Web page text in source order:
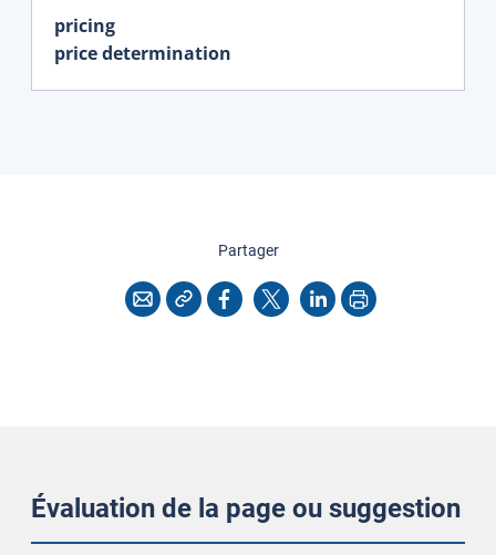
pricing
price determination
Partagercette page
CourrielCopier l'adresse
Facebook
X LinkedInImprimer
Évaluation de la page ou suggestion